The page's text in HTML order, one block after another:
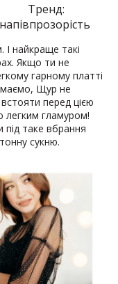
Тренд:
напівпрозорість
І найкраще такі
Якщо ти не
гарному платті
Щур не
перед цією
гламуром!
під таке вбрання
сукню.